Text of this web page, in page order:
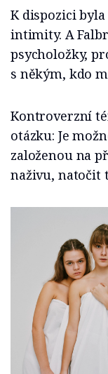
K dispozici
intimity. A
psycholožky,
s někým, kdo
Kontroverzní
otázku: Je
založenou na
naživu, natočit